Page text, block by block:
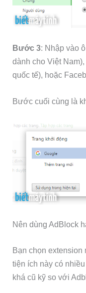
Bước 3: Nhập vào
dành cho Việt
quốc tế), hoặc
Bước cuối cùng là
Nên dùng AdBlock
Bạn chọn
tiện ích này có
khá cũ kỹ so với